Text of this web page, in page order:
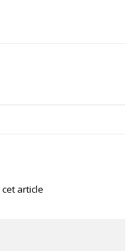
article